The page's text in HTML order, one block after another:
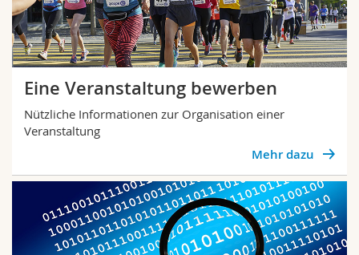
Eine Veranstaltung bewerben
Nützliche Informationen zur Organisation einer
Veranstaltung
Mehr dazu